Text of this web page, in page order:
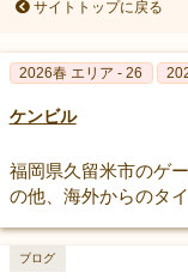
サイトトップに戻る
2026春 エリア - 26
ケンビル
福岡県久留米市のゲ
の他、海外からのタ
ブログ